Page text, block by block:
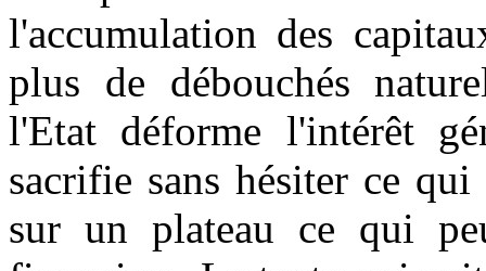
l'accumulation des
plus de débouchés
l'Etat déforme l'intérêt
sacrifie sans hésiter ce
sur un plateau ce qui